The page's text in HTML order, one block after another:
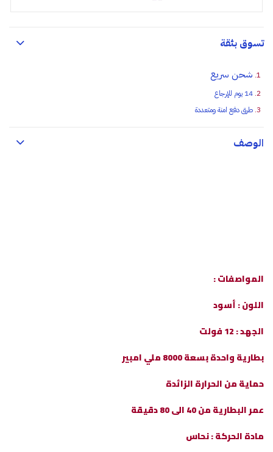
تسوق بثقة
شحن سريع
14 يوم للإرجاع
طرق دفع امنة ومتعددة
الوصف
المواصفات :
اللون : أسود
الجهد : 12 فولت
بطارية واحدة بسعة 8000 ملي امبير
حماية من الحرارة الزائدة
عمر البطارية من 40 الى 80 دقيقة
مادة الحركة : نحاس